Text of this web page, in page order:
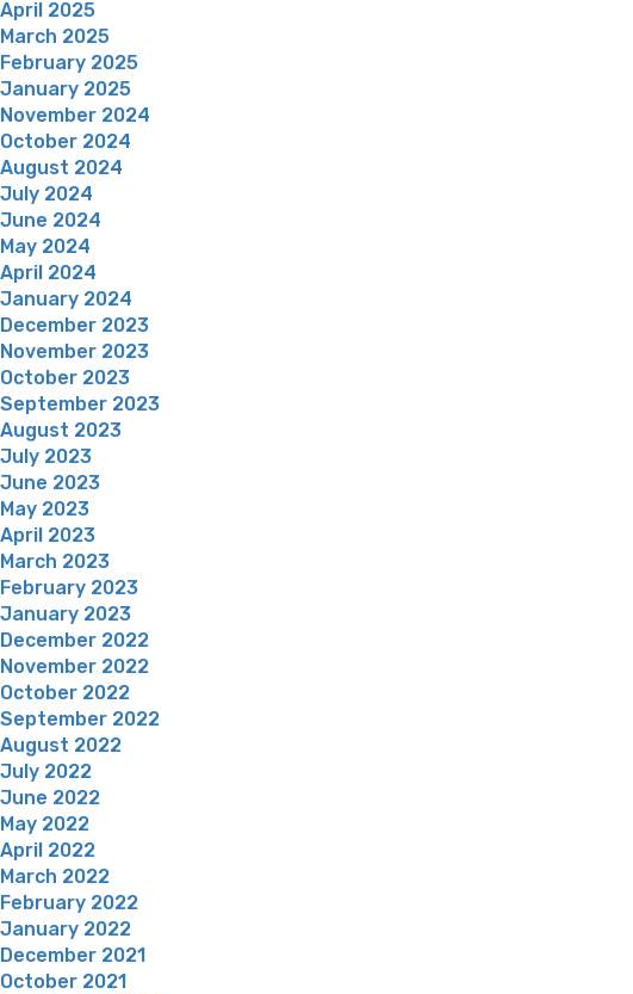
April 2025
March 2025
February 2025
January 2025
November 2024
October 2024
August 2024
July 2024
June 2024
May 2024
April 2024
January 2024
December 2023
November 2023
October 2023
September 2023
August 2023
July 2023
June 2023
May 2023
April 2023
March 2023
February 2023
January 2023
December 2022
November 2022
October 2022
September 2022
August 2022
July 2022
June 2022
May 2022
April 2022
March 2022
February 2022
January 2022
December 2021
October 2021